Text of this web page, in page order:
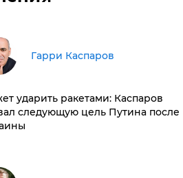
Гарри Каспаров
ударить ракетами: Каспаров
следующую цель Путина после